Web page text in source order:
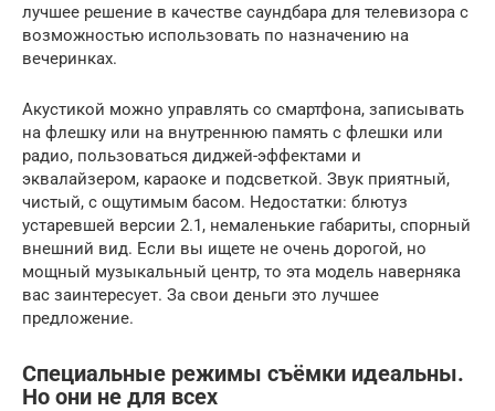
лучшее решение в качестве саундбара для телевизора с
возможностью использовать по назначению на
вечеринках.
Акустикой можно управлять со смартфона, записывать
на флешку или на внутреннюю память с флешки или
радио, пользоваться диджей-эффектами и
эквалайзером, караоке и подсветкой. Звук приятный,
чистый, с ощутимым басом. Недостатки: блютуз
устаревшей версии 2.1, немаленькие габариты, спорный
внешний вид. Если вы ищете не очень дорогой, но
мощный музыкальный центр, то эта модель наверняка
вас заинтересует. За свои деньги это лучшее
предложение.
Специальные режимы съёмки идеальны.
Но они не для всех